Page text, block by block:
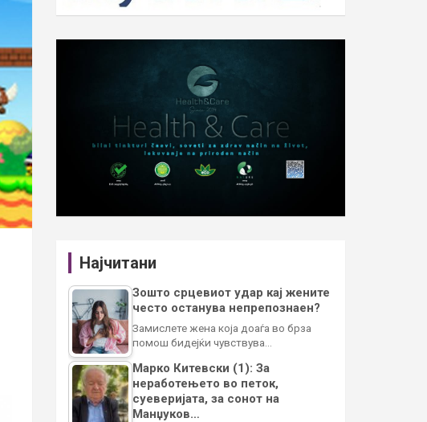
Најчитани
Зошто срцевиот удар кај жените
често останува непрепознаен?
Замислете жена која доаѓа во брза
помош бидејќи чувствува…
Марко Китевски (1): За
неработењето во петок,
суеверијата, за сонот на
Манџуков…